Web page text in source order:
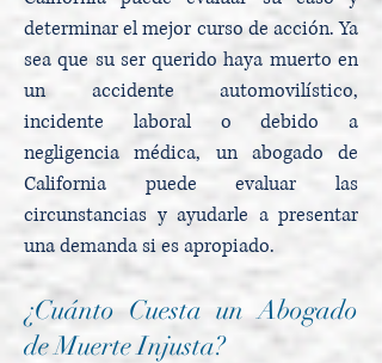
determinar el mejor curso de acción. Ya
sea que su ser querido haya muerto en
un accidente automovilístico,
incidente laboral o debido a
negligencia médica, un abogado de
California puede evaluar las
circunstancias y ayudarle a presentar
una demanda si es apropiado.
¿Cuánto Cuesta un Abogado
de Muerte Injusta?